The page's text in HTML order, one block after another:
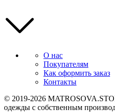
О нас
Покупателям
Как оформить заказ
Контакты
© 2019-2026
одежды с собственным